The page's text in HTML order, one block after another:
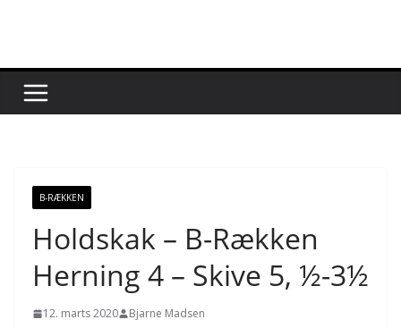
B-RÆKKEN
Holdskak – B-Rækken
Herning 4 – Skive 5, ½-3½
12. marts 2020 Bjarne Madsen